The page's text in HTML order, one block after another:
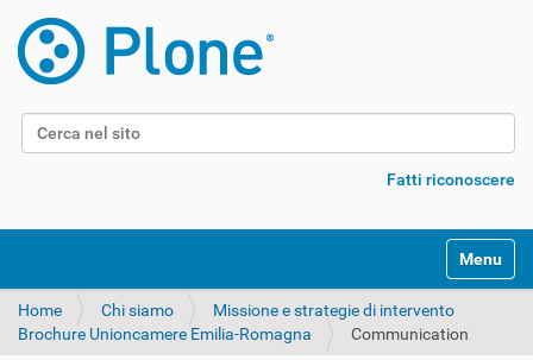
Cerca nel sito
Fatti riconoscere
Alterna
Home Chi siamo
Missione e strategie di intervento
Brochure Unioncamere Emilia-Romagna
Communication